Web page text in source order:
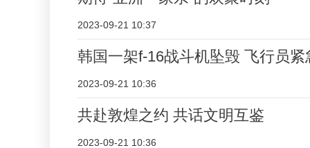
2023-09-21 10:37
韩国一架f-16战斗机坠毁 飞行员紧
2023-09-21 10:36
共赴敦煌之约 共话文明互鉴
2023-09-21 10:36